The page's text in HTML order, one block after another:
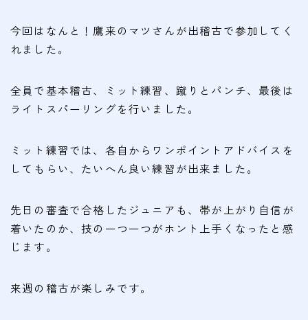
安全への取り組み
今回はなんと！鷹来のマツさんが出稽古で参加してく
れました。
全員で基本稽古、ミット練習、蹴りとパンチ、最後は
ライトスパーリングを行いました。
ミット練習では、各自からワンポイントアドバイスを
してもらい、たいへん良い練習が出来ました。
先日の審査で合格したジュニアも、帯が上がり自信が
着いたのか、技の一つ一つがホント上手くなったと感
じます。
来週の稽古が楽しみです。